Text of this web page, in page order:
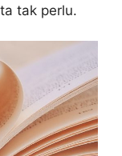
tak perlu.